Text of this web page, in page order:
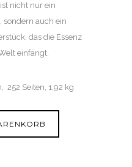
nicht nur ein
sondern auch ein
das die Essenz
einfängt.
252 Seiten, 1,92 kg